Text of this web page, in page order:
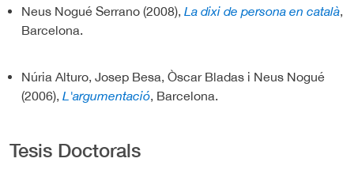
Neus Nogué Serrano (2008), La dixi de persona en català,
Barcelona.
Núria Alturo, Josep Besa, Òscar Bladas i Neus Nogué
(2006), L'argumentació, Barcelona.
Tesis Doctorals